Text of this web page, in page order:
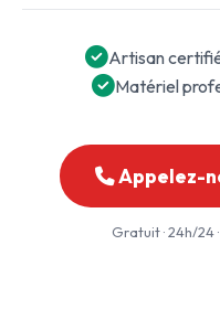
Artisan
Matériel
Appelez-
Gratuit · 24h/24